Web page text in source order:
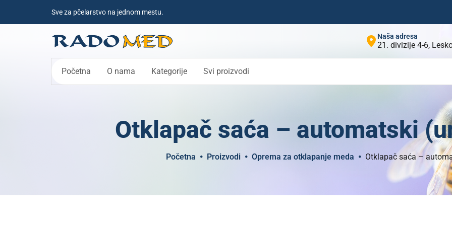
Sve za pčelarstvo na jednom mestu.
Naša adresa
21. divizije 4-6,
Početna O nama Kategorije Svi proizvodi
Otklapač saća – automatski
Početna Proizvodi Oprema za otklapanje meda Otklapač saća –